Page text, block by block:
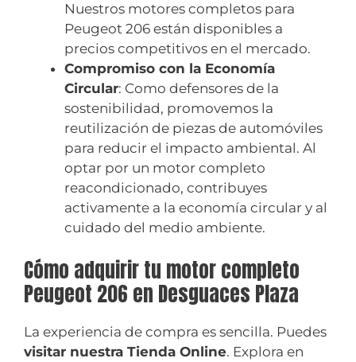
Nuestros motores completos para
Peugeot 206 están disponibles a
precios competitivos en el mercado.
Compromiso con la Economía
Circular: Como defensores de la
sostenibilidad, promovemos la
reutilización de piezas de automóviles
para reducir el impacto ambiental. Al
optar por un motor completo
reacondicionado, contribuyes
activamente a la economía circular y al
cuidado del medio ambiente.
Cómo adquirir tu motor completo
Peugeot 206 en Desguaces Plaza
La experiencia de compra es sencilla. Puedes
visitar nuestra Tienda Online. Explora en